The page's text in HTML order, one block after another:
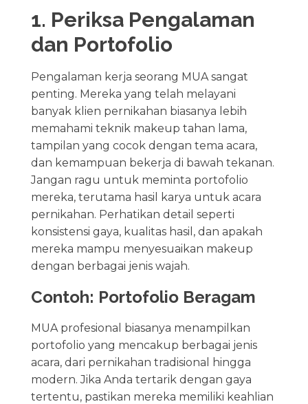
1. Periksa Pengalaman
dan Portofolio
Pengalaman kerja seorang MUA sangat
penting. Mereka yang telah melayani
banyak klien pernikahan biasanya lebih
memahami teknik makeup tahan lama,
tampilan yang cocok dengan tema acara,
dan kemampuan bekerja di bawah tekanan.
Jangan ragu untuk meminta portofolio
mereka, terutama hasil karya untuk acara
pernikahan. Perhatikan detail seperti
konsistensi gaya, kualitas hasil, dan apakah
mereka mampu menyesuaikan makeup
dengan berbagai jenis wajah.
Contoh: Portofolio Beragam
MUA profesional biasanya menampilkan
portofolio yang mencakup berbagai jenis
acara, dari pernikahan tradisional hingga
modern. Jika Anda tertarik dengan gaya
tertentu, pastikan mereka memiliki keahlian